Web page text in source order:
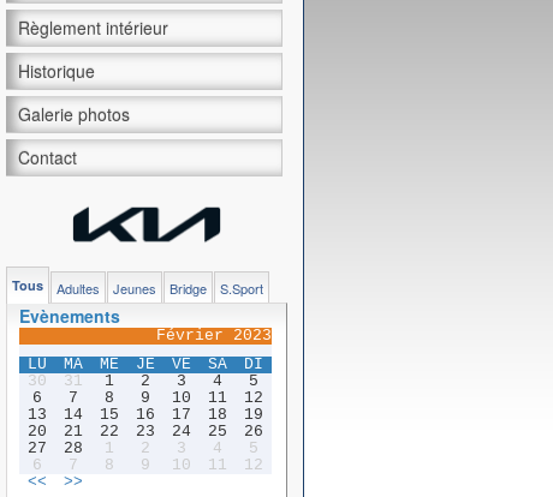
Règlement intérieur
Historique
Galerie photos
Contact
Tous Adultes Jeunes Bridge S.Sport
Evènements
Février 2023
LU
MA ME JE VE SA
DI
30
31 1 2 3 4
5
6
7 8 9 10 11
12
13
14 15 16 17 18
19
20
21 22 23 24 25
26
27
28 1 2 3 4
5
6
7 8 9 10 11
12
<<
>>